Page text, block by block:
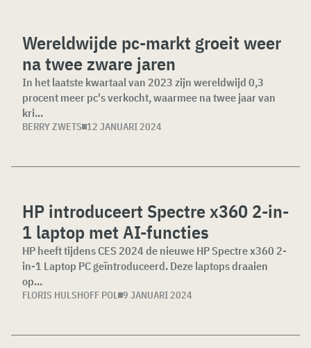
Wereldwijde pc-markt groeit weer
na twee zware jaren
In het laatste kwartaal van 2023 zijn wereldwijd 0,3
procent meer pc's verkocht, waarmee na twee jaar van
kri...
BERRY ZWETS 12 JANUARI 2024
HP introduceert Spectre x360 2-in-
1 laptop met AI-functies
HP heeft tijdens CES 2024 de nieuwe HP Spectre x360 2-
in-1 Laptop PC geïntroduceerd. Deze laptops draaien
op...
FLORIS HULSHOFF POL 9 JANUARI 2024